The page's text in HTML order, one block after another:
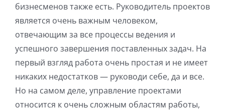
бизнесменов также есть. Руководитель проектов
является очень важным человеком,
отвечающим за все процессы ведения и
успешного завершения поставленных задач. На
первый взгляд работа очень простая и не имеет
никаких недостатков — руководи себе, да и все.
Но на самом деле, управление проектами
относится к очень сложным областям работы,